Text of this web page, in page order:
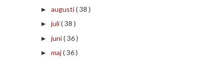
► augusti( 38 )
► juli( 38 )
► juni( 36 )
► maj( 36 )